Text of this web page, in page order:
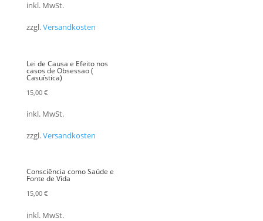
inkl. MwSt.
zzgl.Versandkosten
Lei de Causa e Efeito nos
casos de Obsessao (
Casuística)
15,00 €
inkl. MwSt.
zzgl.Versandkosten
Consciência como Saúde e
Fonte de Vida
15,00 €
inkl. MwSt.